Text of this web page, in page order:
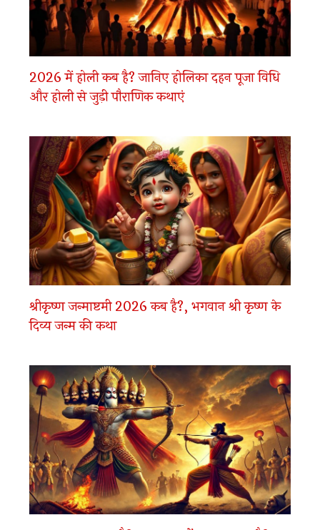
2026 में होली कब है? जानिए होलिका दहन पूजा विधि
और होली से जुड़ी पौराणिक कथाएं
श्रीकृष्ण जन्माष्टमी 2026 कब है?, भगवान श्री कृष्ण के
दिव्य जन्म की कथा